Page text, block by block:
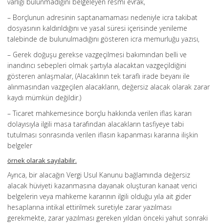
– Borçlunun adresinin saptanamaması nedeniyle icra takibat
dosyasının kaldırıldığını ve yasal süresi içerisinde yenileme
talebinde de bulunulmadığını gösteren icra memurluğu yazısı,
– Gerek doğuşu gerekse vazgeçilmesi bakımından belli ve
inandırıcı sebepleri olmak şartıyla alacaktan vazgeçildiğini
gösteren anlaşmalar, (Alacaklının tek taraflı irade beyanı ile
alınmasından vazgeçilen alacakların, değersiz alacak olarak zarar
kaydı mümkün değildir.)
– Ticaret mahkemesince borçlu hakkında verilen iflas kararı
dolayısıyla ilgili masa tarafından alacakların tasfiyeye tabi
tutulması sonrasında verilen iflasın kapanması kararına ilişkin
belgeler
örnek olarak sayılabilir.
Ayrıca, bir alacağın Vergi Usul Kanunu bağlamında değersiz
alacak hüviyeti kazanmasına dayanak oluşturan kanaat verici
belgelerin veya mahkeme kararının ilgili olduğu yıla ait gider
hesaplarına intikal ettirilmek suretiyle zarar yazılması
gerekmekte, zarar yazılması gereken yıldan önceki yahut sonraki